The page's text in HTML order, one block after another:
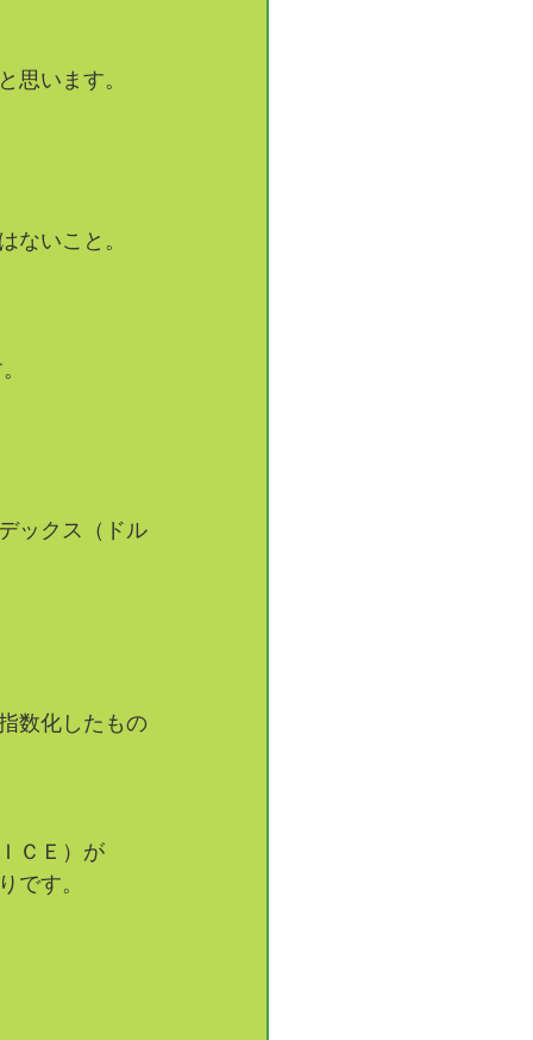
思います。
ないこと。
ックス（ドル
数化したもの
ＣＥ）が
です。